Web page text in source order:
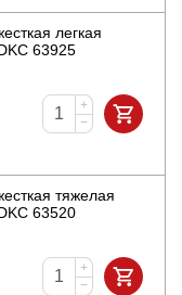
легкая
63925
+
−
тяжелая
63520
+
−